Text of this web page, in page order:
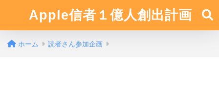
Apple信者１億人創出計画
ホーム 読者さん参加企画